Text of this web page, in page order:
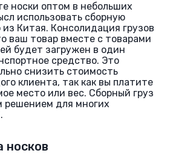
носки оптом в небольших
использовать сборную
из Китая. Консолидация грузов
ваш товар вместе с товарами
будет загружен в один
средство. Это
снизить стоимость
клиента, так как вы платите
место или вес. Сборный груз
решением для многих
носков